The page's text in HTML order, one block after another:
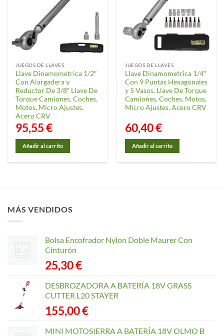
JUEGOS DE LLAVES
Llave Dinamometrica 1/2″
Con Alargadera y
Reductor De 3/8″ Llave De
Torque Camiones, Coches,
Motos, Micro Ajustes,
Acero CRV
95,55€
Añadir al carrito
JUEGOS DE LLAVES
Llave Dinamometrica 1/4″
Con 9 Puntas Hexagonales
y 5 Vasos. Llave De Torque
Camiones, Coches, Motos,
Micro Ajustes, Acero CRV
60,40€
Añadir al carrito
MÁS VENDIDOS
Bolsa Encofrador Nylon Doble Maurer Con
Cinturón
25,30€
DESBROZADORA A BATERÍA 18V GRASS
CUTTER L20 STAYER
155,00€
MINI MOTOSIERRA A BATERÍA 18V OLMO B